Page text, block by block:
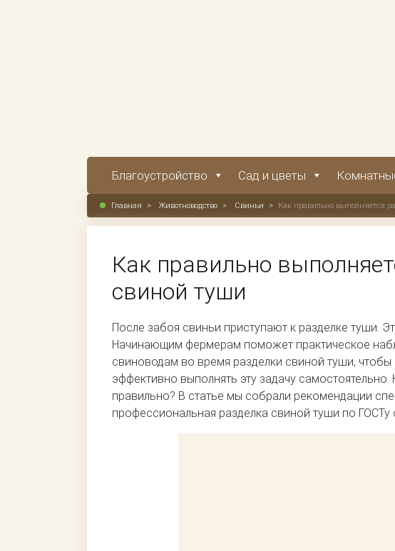
Благоустройство Сад и цветы
Главная > Животноводство > Свиньи > Как правильно выполняется
Как правильно
свиной туши
После забоя свиньи приступают к разделке туши.
Начинающим фермерам поможет практическое
свиноводам во время разделки свиной туши,
эффективно выполнять эту задачу
правильно? В статье мы собрали рекомендации
профессиональная разделка свиной туши по ГОСТу